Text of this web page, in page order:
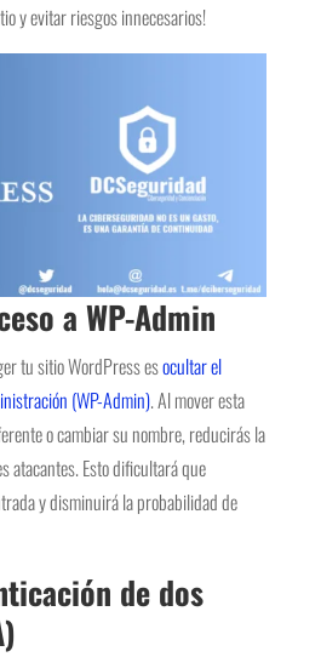
y evitar riesgos innecesarios!
a WP-Admin
tu sitio WordPress esocultar el
(WP-Admin). Al mover esta
o cambiar su nombre, reducirás la
atacantes. Esto dificultará que
y disminuirá la probabilidad de
de dos